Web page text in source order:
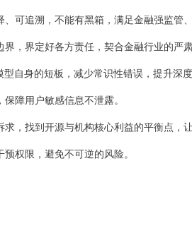
可追溯，不能有黑箱，满足金融强监管
，界定好各方责任，契合金融行业的严肃
自身的短板，减少常识性错误，提升深
障用户敏感信息不泄露。
求，找到开源与机构核心利益的平衡点，
权限，避免不可逆的风险。